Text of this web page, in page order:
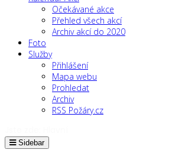
Očekávané akce
Přehled všech akcí
Archiv akcí do 2020
Foto
Služby
Přihlášení
Mapa webu
Prohledat
Archiv
RSS Požáry.cz
Sidebar